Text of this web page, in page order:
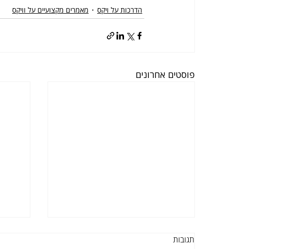
הדרכות על ויקס
מאמרים מקצועיים על וויקס
פוסטים אחרונים
תגובות